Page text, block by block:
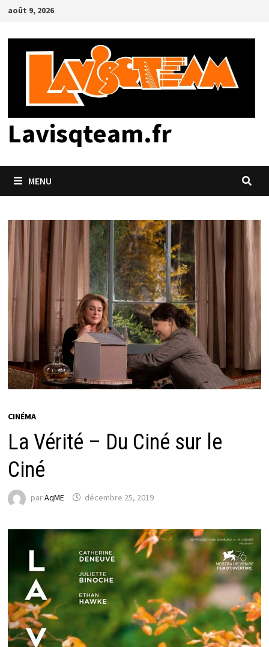
Passer
contenu
août 9, 2026
Lavisqteam.fr
MENU
CINÉMA
La Vérité – Du Ciné sur le
Ciné
parAqME décembre 25, 2019